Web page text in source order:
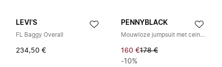
LEVI'S
FL Baggy Overall
234,50 €
PENNYBLACK
Mouwloze jumpsuit met ceintuur
160 €178 €
-10%